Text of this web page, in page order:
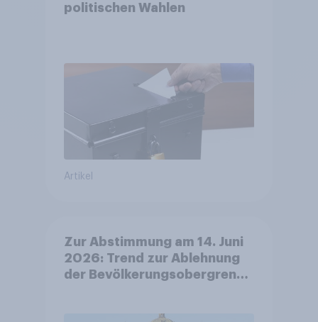
politischen Wahlen
Artikel
Zur Abstimmung am 14. Juni
2026: Trend zur Ablehnung
der Bevölkerungsobergrenze